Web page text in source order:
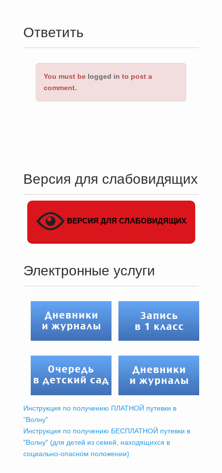
Ответить
You must be logged in to post a
comment.
Версия для слабовидящих
ВЕРСИЯ ДЛЯ СЛАБОВИДЯЩИХ
Электронные услуги
Инструкция по получению ПЛАТНОЙ путевки в
"Волну"
Инструкция по получению БЕСПЛАТНОЙ путевки в
"Волну" (для детей из семей, находящихся в
социально-опасном положении)